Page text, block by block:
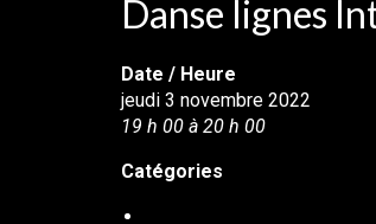
Danse lignes
Date / Heure
jeudi 3 novembre 2022
19 h 00 à 20 h 00
Catégories